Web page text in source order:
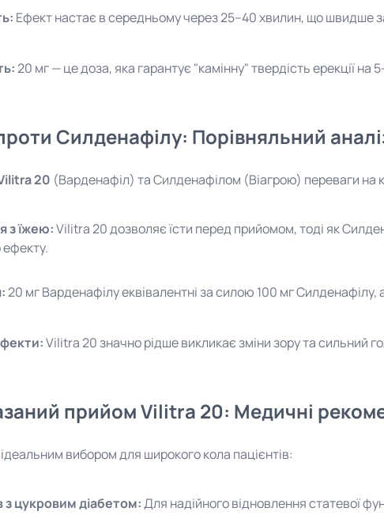
Ефект настає в середньому через 25–40 хвилин, що швидше
20 мг — це доза, яка гарантує "камінну" твердість ерекції на
Силденафілу: Порівняльний
20 (Варденафіл) та Силденафілом (Віагрою) переваги на
з їжею:Vilitra 20 дозволяє їсти перед прийомом, тоді як
20 мг Варденафілу еквівалентні за силою 100 мг
Vilitra 20 значно рідше викликає зміни зору та сильний
прийом Vilitra 20: Медичні
вибором для широкого кола пацієнтів:
з цукровим діабетом:Для надійного відновлення статевої